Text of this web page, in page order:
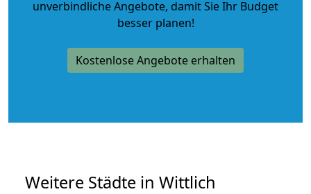
unverbindliche Angebote, damit Sie Ihr Budget
besser planen!
Kostenlose Angebote erhalten
Weitere Städte in Wittlich